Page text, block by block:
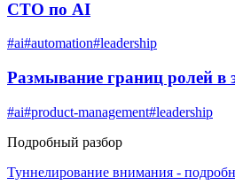
CTO по AI
#ai#automation#leadership
Размывание границ ролей в
#ai#product-management#leadership
Подробный разбор
Туннелирование внимания -